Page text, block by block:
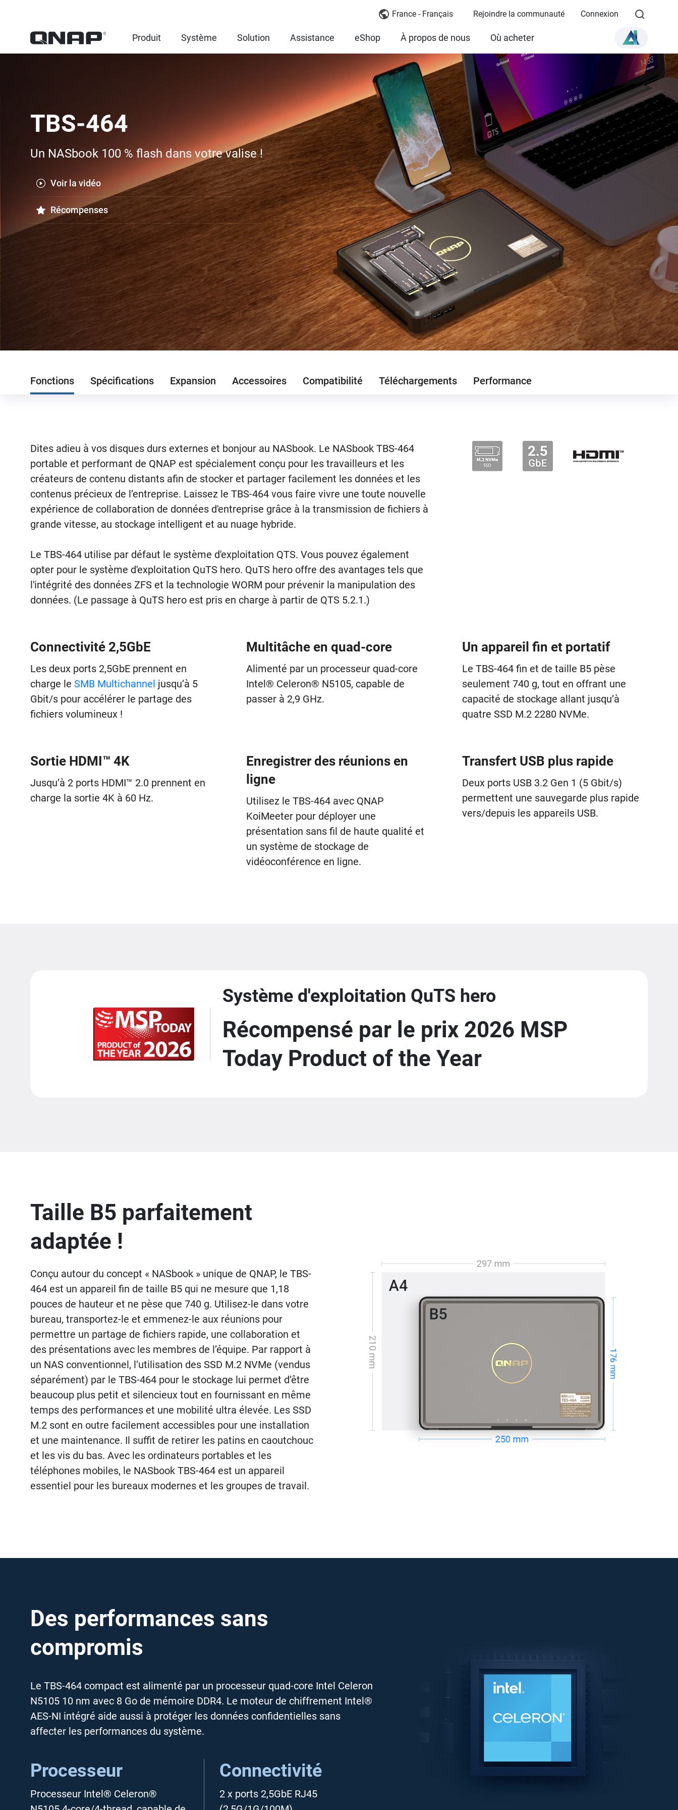
France - Français Rejoindre la communauté Connexion
Produit Système Solution Assistance eShop À propos de nous Où acheter
TBS-464
Un NASbook 100 % flash dans votre valise !
Voir la vidéo
Récompenses
Fonctions Spécifications Expansion Accessoires Compatibilité Téléchargements Performance
Dites adieu à vos disques durs externes et bonjour au NASbook. Le NASbook TBS-464
portable et performant de QNAP est spécialement conçu pour les travailleurs et les
créateurs de contenu distants afin de stocker et partager facilement les données et les
contenus précieux de l’entreprise. Laissez le TBS-464 vous faire vivre une toute nouvelle
expérience de collaboration de données d'entreprise grâce à la transmission de fichiers à
grande vitesse, au stockage intelligent et au nuage hybride.
Le TBS-464 utilise par défaut le système d'exploitation QTS. Vous pouvez également
opter pour le système d'exploitation QuTS hero. QuTS hero offre des avantages tels que
l'intégrité des données ZFS et la technologie WORM pour prévenir la manipulation des
données. (Le passage à QuTS hero est pris en charge à partir de QTS 5.2.1.)
Connectivité 2,5GbE
Les deux ports 2,5GbE prennent en
charge le SMB Multichannel jusqu’à 5
Gbit/s pour accélérer le partage des
fichiers volumineux !
Multitâche en quad-core
Alimenté par un processeur quad-core
Intel® Celeron® N5105, capable de
passer à 2,9 GHz.
Un appareil fin et portatif
Le TBS-464 fin et de taille B5 pèse
seulement 740 g, tout en offrant une
capacité de stockage allant jusqu’à
quatre SSD M.2 2280 NVMe.
Sortie HDMI™ 4K
Jusqu’à 2 ports HDMI™ 2.0 prennent en
charge la sortie 4K à 60 Hz.
Enregistrer des réunions en
ligne
Utilisez le TBS-464 avec QNAP
KoiMeeter pour déployer une
présentation sans fil de haute qualité et
un système de stockage de
vidéoconférence en ligne.
Transfert USB plus rapide
Deux ports USB 3.2 Gen 1 (5 Gbit/s)
permettent une sauvegarde plus rapide
vers/depuis les appareils USB.
Système d'exploitation QuTS hero
Récompensé par le prix 2026 MSP
Today Product of the Year
Taille B5 parfaitement
adaptée !
Conçu autour du concept « NASbook » unique de QNAP, le TBS-
464 est un appareil fin de taille B5 qui ne mesure que 1,18
pouces de hauteur et ne pèse que 740 g. Utilisez-le dans votre
bureau, transportez-le et emmenez-le aux réunions pour
permettre un partage de fichiers rapide, une collaboration et
des présentations avec les membres de l’équipe. Par rapport à
un NAS conventionnel, l’utilisation des SSD M.2 NVMe (vendus
séparément) par le TBS-464 pour le stockage lui permet d’être
beaucoup plus petit et silencieux tout en fournissant en même
temps des performances et une mobilité ultra élevée. Les SSD
M.2 sont en outre facilement accessibles pour une installation
et une maintenance. Il suffit de retirer les patins en caoutchouc
et les vis du bas. Avec les ordinateurs portables et les
téléphones mobiles, le NASbook TBS-464 est un appareil
essentiel pour les bureaux modernes et les groupes de travail.
Des performances sans
compromis
Le TBS-464 compact est alimenté par un processeur quad-core Intel Celeron
N5105 10 nm avec 8 Go de mémoire DDR4. Le moteur de chiffrement Intel®
AES-NI intégré aide aussi à protéger les données confidentielles sans
affecter les performances du système.
Processeur
Processeur Intel® Celeron®
Connectivité
2 x ports 2,5GbE RJ45